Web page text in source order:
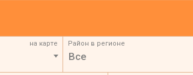
на карте Район в регионе
Все